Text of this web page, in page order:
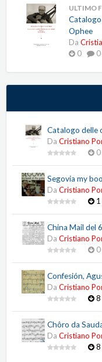
ULTIMO
Ophee
Da
0
0
Catalogo delle
Da Cristiano
0
Segovia my
Da Cristiano
1
China Mail del
Da Cristiano
0
Confesión,
Da Cristiano
8
Chôro da
Da Cristiano
8